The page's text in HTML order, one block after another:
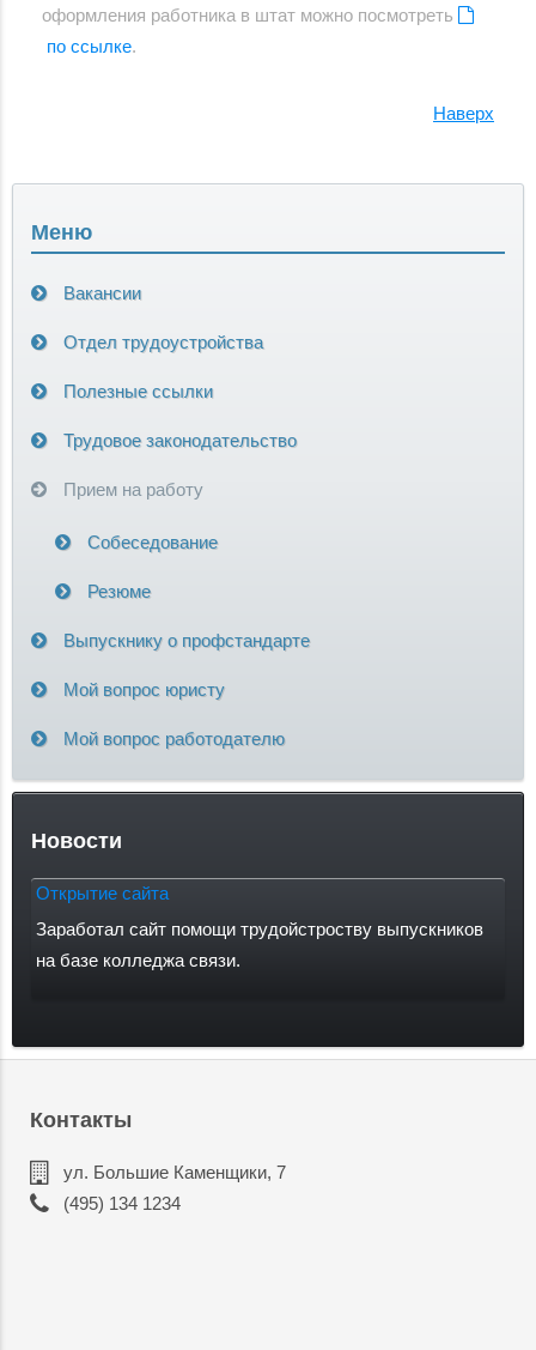
оформления работника в штат можно посмотреть
по ссылке.
Наверх
Меню
Вакансии
Отдел трудоустройства
Полезные ссылки
Трудовое законодательство
Прием на работу
Собеседование
Резюме
Выпускнику о профстандарте
Мой вопрос юристу
Мой вопрос работодателю
Новости
Открытие сайта
Заработал сайт помощи трудойстроству выпускников
на базе колледжа связи.
Контакты
ул. Большие Каменщики, 7
(495) 134 1234